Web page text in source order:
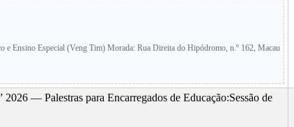
e Ensino Especial (Veng Tim) Morada: Rua Direita do Hipódromo, n.º 162, Macau
— Palestras para Encarregados de Educação:Sessão de